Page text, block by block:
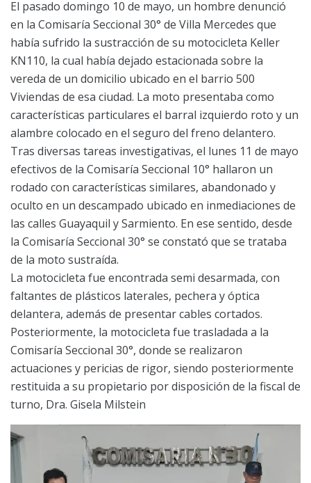
El pasado domingo 10 de mayo, un hombre denunció
en la Comisaría Seccional 30° de Villa Mercedes que
había sufrido la sustracción de su motocicleta Keller
KN110, la cual había dejado estacionada sobre la
vereda de un domicilio ubicado en el barrio 500
Viviendas de esa ciudad. La moto presentaba como
características particulares el barral izquierdo roto y un
alambre colocado en el seguro del freno delantero.
Tras diversas tareas investigativas, el lunes 11 de mayo
efectivos de la Comisaría Seccional 10° hallaron un
rodado con características similares, abandonado y
oculto en un descampado ubicado en inmediaciones de
las calles Guayaquil y Sarmiento. En ese sentido, desde
la Comisaría Seccional 30° se constató que se trataba
de la moto sustraída.
La motocicleta fue encontrada semi desarmada, con
faltantes de plásticos laterales, pechera y óptica
delantera, además de presentar cables cortados.
Posteriormente, la motocicleta fue trasladada a la
Comisaría Seccional 30°, donde se realizaron
actuaciones y pericias de rigor, siendo posteriormente
restituida a su propietario por disposición de la fiscal de
turno, Dra. Gisela Milstein